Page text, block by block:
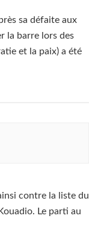
sa défaite aux
la barre lors des
et la paix) a été
contre la liste du
Le parti au